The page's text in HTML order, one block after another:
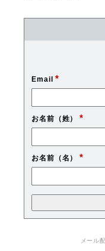
Email*
お名前（姓） *
お名前（名） *
メール